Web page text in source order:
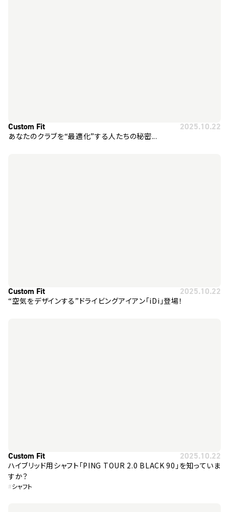
Custom Fit 2025.10.22
あなたのクラブを“最適化”する人たちの秘密...
Custom Fit 2025.10.22
“空気をデザインする”ドライビングアイアン「iDi」登場！
Custom Fit 2025.10.22
ハイブリッド用シャフト「PING TOUR 2.0 BLACK 90」を知っていま
すか？
#シャフト